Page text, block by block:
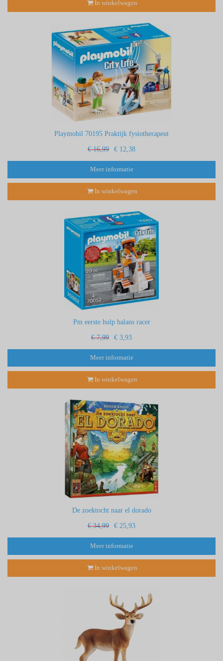
In winkelwagen
Playmobil 70195 Praktijk fysiotherapeut
€ 16,99 € 12,38
Meer informatie
In winkelwagen
Pm eerste hulp balans racer
€ 7,99 € 3,93
Meer informatie
In winkelwagen
De zoektocht naar el dorado
€ 34,99 € 25,93
Meer informatie
In winkelwagen